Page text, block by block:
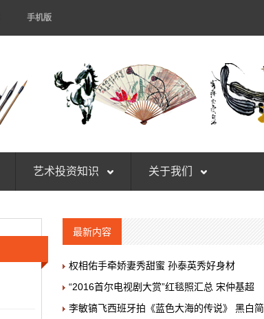
手机版
艺术投资知识 关于我们
最新内容
权相佑手牵娇妻秀甜蜜 孙泰英秀好身材
“2016首尔电视剧大赏”红毯照汇总 宋仲基超
李敏镐飞西班牙拍《蓝色大海的传说》 黑白简